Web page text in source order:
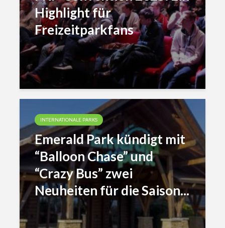
Highlight für
Freizeitparkfans
INTERNATIONALE PARKS
Emerald Park kündigt mit
“Balloon Chase” und
“Crazy Bus” zwei
Neuheiten für die Saison...